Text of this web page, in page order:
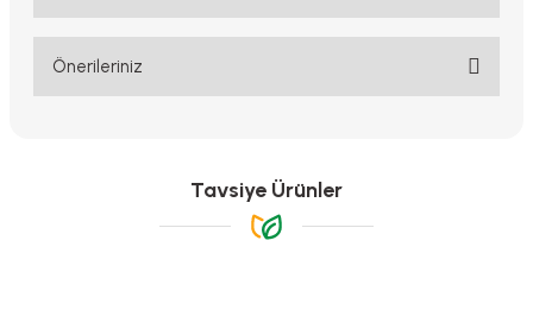
Önerileriniz
Görüş ve önerileriniz için teşekkür ederiz.
Ürün resmi kalitesiz, bozuk veya görüntülenemiyor.
Tavsiye Ürünler